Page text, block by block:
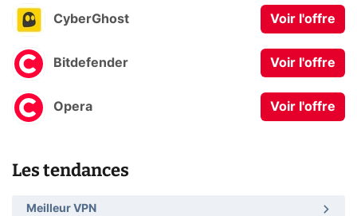
CyberGhost Voir l'offre
Bitdefender Voir l'offre
Opera Voir l'offre
Les tendances
Meilleur VPN